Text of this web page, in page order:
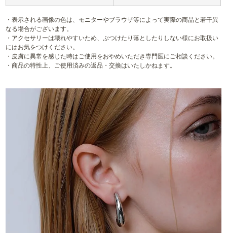
・表示される画像の色は、モニターやブラウザ等によって実際の商品と若干異
なる場合がございます。
・アクセサリーは壊れやすいため、ぶつけたり落としたりしない様にお取扱い
にはお気をつけください。
・皮膚に異常を感じた時はご使用をおやめいただき専門医にご相談ください。
・商品の特性上、ご使用済みの返品・交換はいたしかねます。